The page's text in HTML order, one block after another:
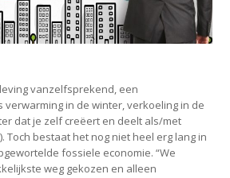
vanzelfsprekend, een
verwarming in de winter, verkoeling in de
dat je zelf creëert en deelt als/met
Toch bestaat het nog niet heel erg lang in
fossiele economie. “We
weg gekozen en alleen